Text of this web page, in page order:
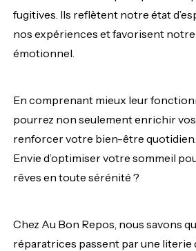
fugitives. Ils reflètent notre état
nos expériences et favorisent
émotionnel.
En comprenant mieux leur
pourrez non seulement enrichir vos
renforcer votre bien-être quotidien.
Envie d’optimiser votre sommeil
rêves en toute sérénité ?
Chez Au Bon Repos, nous savons
réparatrices passent par une literie